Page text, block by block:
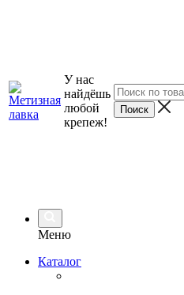
У нас
найдёшь
любой
крепеж!
Меню
Каталог